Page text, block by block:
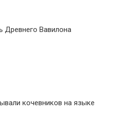
Древнего Вавилона
кочевников на языке